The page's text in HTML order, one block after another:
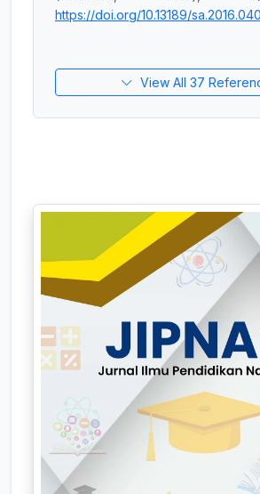
https://doi.org/10.13189/
View All 37